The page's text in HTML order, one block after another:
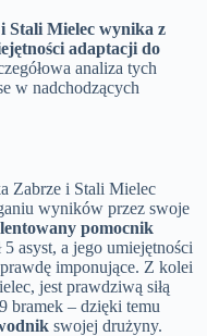
Stali Mielec wynika z
adaptacji do
analiza tych
w nadchodzących
Zabrze i Stali Mielec
wyników przez swoje
pomocnik
asyst, a jego umiejętności
imponujące. Z kolei
jest prawdziwą siłą
bramek – dzięki temu
swojej drużyny.